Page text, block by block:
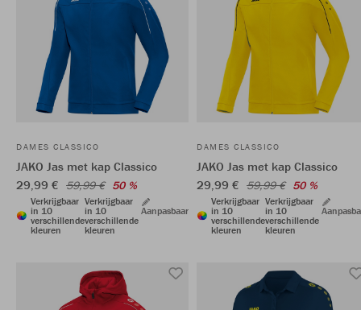
DAMES CLASSICO
JAKO Jas met kap Classico
29,99 € 59,99 € 50 %
Verkrijgbaar
in 10
verschillende
kleuren
Verkrijgbaar
in 10
verschillende
kleuren
Aanpasbaar
DAMES CLASSICO
JAKO Jas met kap Classico
29,99 € 59,99 € 50 %
Verkrijgbaar
in 10
verschillende
kleuren
Verkrijgbaar
in 10
verschillende
kleuren